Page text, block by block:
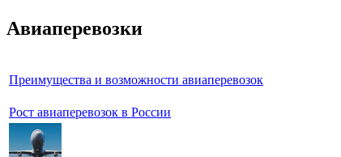
Авиаперевозки
Преимущества и возможности авиаперевозок
Рост авиаперевозок в России